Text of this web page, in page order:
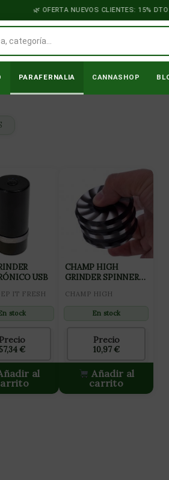
OFERTA NUEVOS CLIENTES: 15% DTO
PARAFERNALIA CANNASHOP
USB
IT FRESH
stock
Precio
€
al
CHAMP HIGH
GRINDER SPINNER
CHAMP HIGH
En stock
Precio
10,97€
Añadir al
carrito